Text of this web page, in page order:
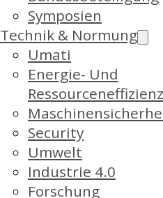
Symposien
Technik & Normung
Umati
Energie- Und
Ressourceneffizienz
Security
Umwelt
Industrie 4.0
Forschung